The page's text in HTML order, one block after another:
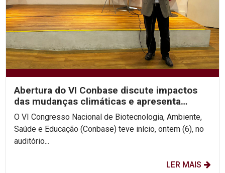
Abertura do VI Conbase discute impactos
das mudanças climáticas e apresenta
projeto de...
O VI Congresso Nacional de Biotecnologia, Ambiente,
Saúde e Educação (Conbase) teve início, ontem (6), no
auditório...
LER MAIS